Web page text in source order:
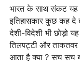
भारत के साथ संकट यह
इतिहासकार कुछ कह दे
देशी-विदेशी भी छोड़ो
तिलपट्टी और
आता है क्या ? सच सच